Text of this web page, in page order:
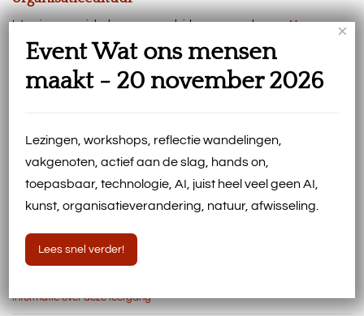
Intensieve en unieke leergang voor leiders en veranderaars.Meer
informatie over deze leergang
Training Turbulente Tijden - stevig blijven staan in
tijden. Voor leiders en voor begeleiders van verandering in deze tijd.
Leergang Antropologische Teambegeleiding - Dé
facilitatieleergang met dialoogvormen uit de hele
Een intensief en in Nederland uniek programma waarin je echt heel erg
goed leert faciliteren, besluitvorming begeleiden, werken met de
informatie over deze leergang
×
Event Wat ons mensen
maakt - 20 november 2026
Lezingen, workshops, reflectie wandelingen,
vakgenoten, actief aan de slag, hands on,
toepasbaar, technologie, AI, juist heel veel geen AI,
kunst, organisatieverandering, natuur, afwisseling.
Lees snel verder!